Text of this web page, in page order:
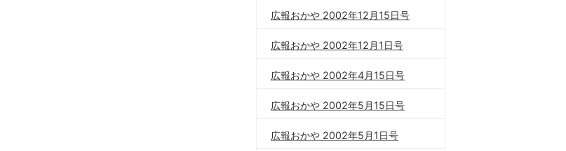
広報おかや 2002年12月15日号
広報おかや 2002年12月1日号
広報おかや 2002年4月15日号
広報おかや 2002年5月15日号
広報おかや 2002年5月1日号